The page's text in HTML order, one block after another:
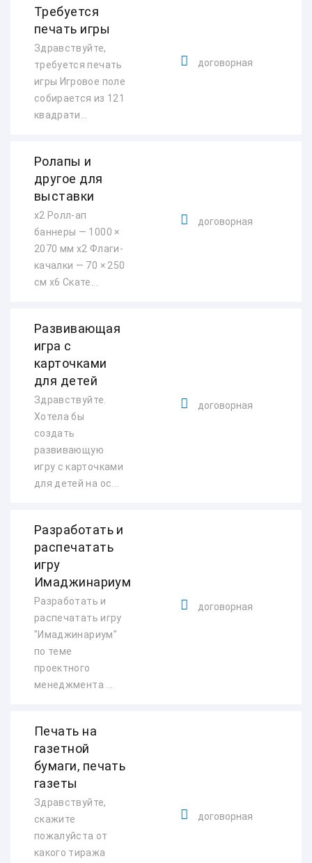
Требуется
печать игры
Здравствуйте,
требуется печать
игры Игровое поле
собирается из 121
квадрати...
договорная
Ролапы и
другое для
выставки
х2 Ролл-ап
баннеры — 1000 ×
2070 мм х2 Флаги-
качалки — 70 × 250
см х6 Скате...
договорная
Развивающая
игра с
карточками
для детей
Здравствуйте.
Хотела бы
создать
развивающую
игру с карточками
для детей на ос...
договорная
Разработать и
распечатать
игру
Имаджинариум
Разработать и
распечатать игру
"Имаджинариум"
по теме
проектного
менеджмента ...
договорная
Печать на
газетной
бумаги, печать
газеты
Здравствуйте,
скажите
пожалуйста от
какого тиража
договорная